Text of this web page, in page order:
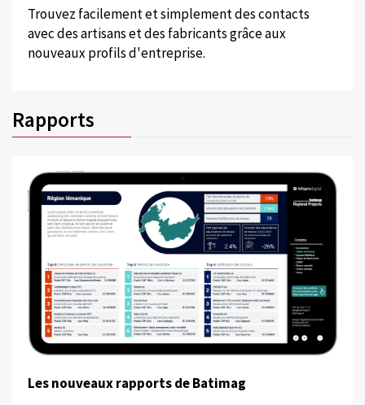
Trouvez facilement et simplement des contacts
avec des artisans et des fabricants grâce aux
nouveaux profils d'entreprise.
Rapports
Les nouveaux rapports de Batimag